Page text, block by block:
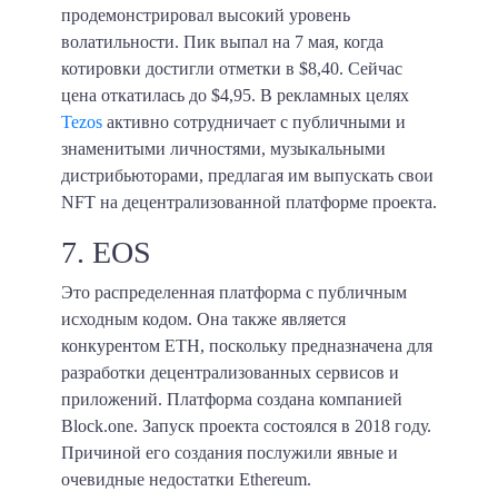
продемонстрировал высокий уровень
волатильности. Пик выпал на 7 мая, когда
котировки достигли отметки в $8,40. Сейчас
цена откатилась до $4,95. В рекламных целях
Tezos активно сотрудничает с публичными и
знаменитыми личностями, музыкальными
дистрибьюторами, предлагая им выпускать свои
NFT на децентрализованной платформе проекта.
7. EOS
Это распределенная платформа с публичным
исходным кодом. Она также является
конкурентом ETH, поскольку предназначена для
разработки децентрализованных сервисов и
приложений. Платформа создана компанией
Block.one. Запуск проекта состоялся в 2018 году.
Причиной его создания послужили явные и
очевидные недостатки Ethereum.